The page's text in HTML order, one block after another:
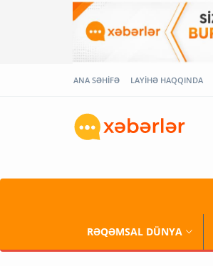
ANA SƏHİFƏ LAYİHƏ HAQQINDA
RƏQƏMSAL DÜNYA